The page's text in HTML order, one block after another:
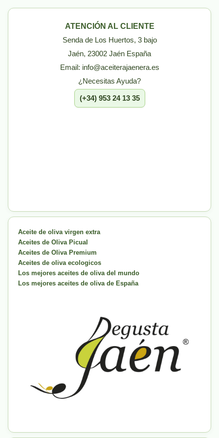
ATENCIÓN AL CLIENTE
Senda de Los Huertos, 3 bajo
Jaén, 23002 Jaén España
Email: info@aceiterajaenera.es
¿Necesitas Ayuda?
(+34) 953 24 13 35
Aceite de oliva virgen extra
Aceites de Oliva Picual
Aceites de Oliva Premium
Aceites de oliva ecologicos
Los mejores aceites de oliva del mundo
Los mejores aceites de oliva de España